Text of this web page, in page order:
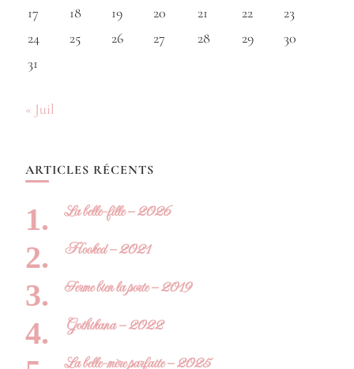
17
18 19 20 21 22
23
24
25 26 27 28 29
30
31
« Juil
ARTICLES RÉCENTS
La belle-fille – 2026
Hooked – 2021
Ferme bien la porte – 2019
Gothikana – 2022
La belle-mère parfaite – 2025